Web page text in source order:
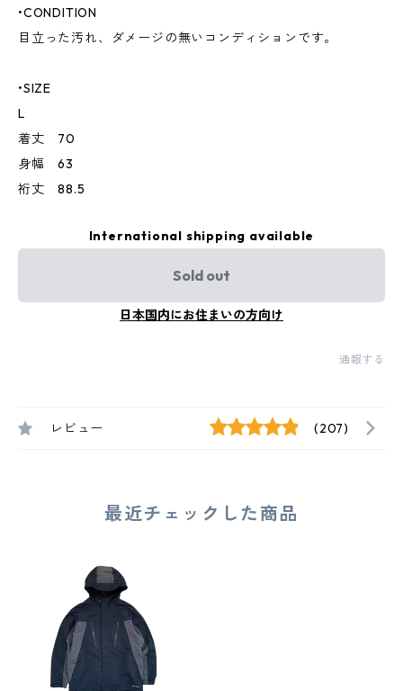
•CONDITION
目立った汚れ、ダメージの無いコンディションです。
•SIZE
L
着丈 70
身幅 63
裄丈 88.5
International shipping available
Sold out
日本国内にお住まいの方向け
通報する
レビュー (207)
最近チェックした商品